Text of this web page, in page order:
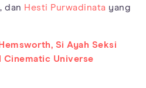
dan Hesti Purwadinata yang
Si Ayah Seksi
Cinematic Universe